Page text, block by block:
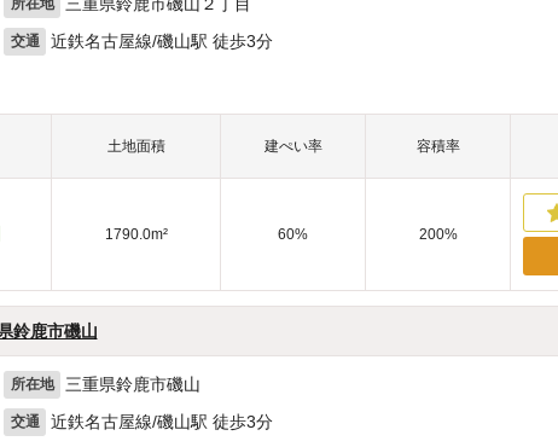
所在地
交通 近鉄名古屋線/磯山駅 徒歩3分
土地面積 建ぺい率 容積率
1790.0m² 60%
200%
鈴鹿市磯山
所在地 三重県鈴鹿市磯山
交通 近鉄名古屋線/磯山駅 徒歩3分